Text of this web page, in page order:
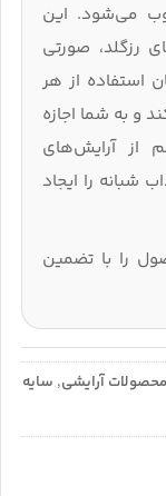
می‌شود. این
رزگلد، صورتی
استفاده از هر
و به شما اجازه
آرایش‌های
شبانه را ایجاد
را با تضمین
محصولات آرایشی, سایه